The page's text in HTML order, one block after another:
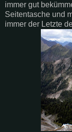
immer gut
Seitentasche und
immer der Letzte